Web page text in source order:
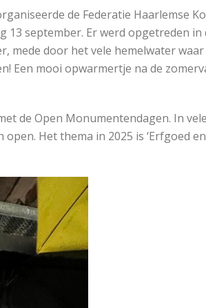
de Federatie Haarlemse
september. Er werd opgetreden
mede door het vele hemelwater
Een mooi opwarmertje na de
de Open Monumentendagen. In
Het thema in 2025 is ‘Erfgoed